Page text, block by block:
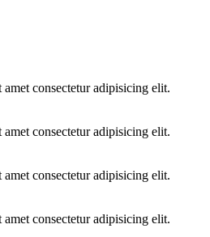
consectetur adipisicing elit.
consectetur adipisicing elit.
consectetur adipisicing elit.
consectetur adipisicing elit.